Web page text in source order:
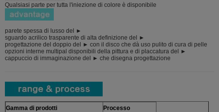
Qualsiasi parte per tutta l'iniezione di colore è disponibile
parete spessa di lusso del ►
sguardo acrilico trasparente di alta definizione del ►
progettazione del doppio del ► con il disco che dà uso pulito di cura di pelle
opzioni interne multipal disponibili della pittura e di placcatura del ►
cappuccio di immaginazione del ► che disegna progettazione
Gamma di prodotti
Processo